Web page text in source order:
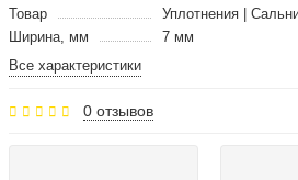
Товар
Уплотнения |
Ширина, мм
7 мм
Все характеристики
0 отзывов